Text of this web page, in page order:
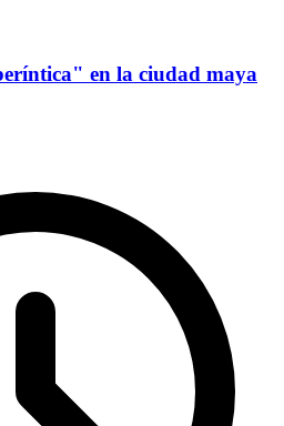
en la ciudad maya